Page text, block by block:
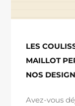
LES
MAILLOT
NOS
Avez-vous